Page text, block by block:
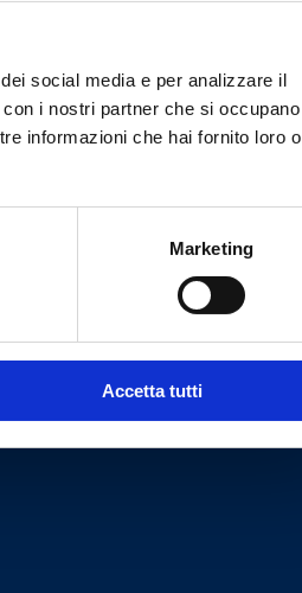
social media e per analizzare il
i nostri partner che si occupano
informazioni che hai fornito loro o
Marketing
Accetta tutti